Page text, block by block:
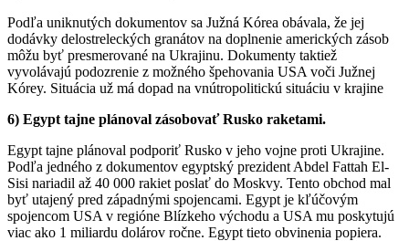
Podľa uniknutých dokumentov sa Južná Kórea obávala, že jej
dodávky delostreleckých granátov na doplnenie amerických zásob
môžu byť presmerované na Ukrajinu. Dokumenty taktiež
vyvolávajú podozrenie z možného špehovania USA voči Južnej
Kórey. Situácia už má dopad na vnútropolitickú situáciu v krajine
6) Egypt tajne plánoval zásobovať Rusko raketami.
Egypt tajne plánoval podporiť Rusko v jeho vojne proti Ukrajine.
Podľa jedného z dokumentov egyptský prezident Abdel Fattah El-
Sisi nariadil až 40 000 rakiet poslať do Moskvy. Tento obchod mal
byť utajený pred západnými spojencami. Egypt je kľúčovým
spojencom USA v regióne Blízkeho východu a USA mu poskytujú
viac ako 1 miliardu dolárov ročne. Egypt tieto obvinenia popiera.